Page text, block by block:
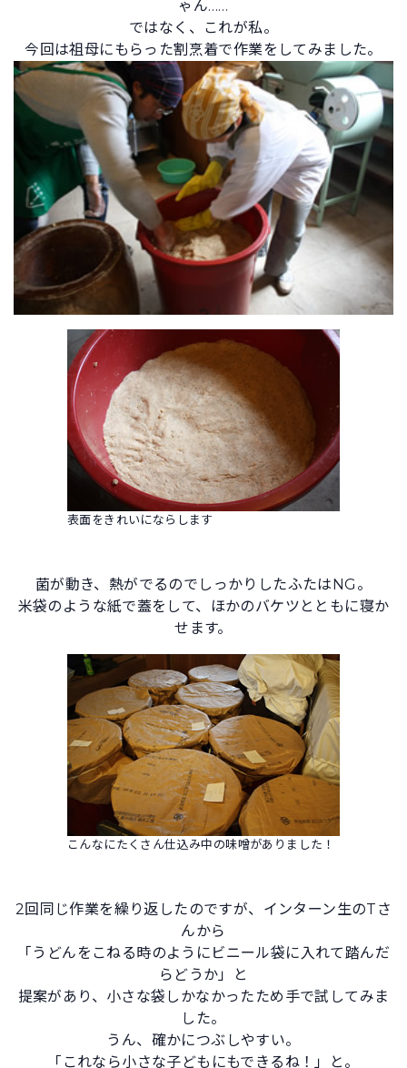
ゃん……
ではなく、これが私。
今回は祖母にもらった割烹着で作業をしてみました。
表面をきれいにならします
菌が動き、熱がでるのでしっかりしたふたはNG。
米袋のような紙で蓋をして、ほかのバケツとともに寝か
せます。
こんなにたくさん仕込み中の味噌がありました！
2回同じ作業を繰り返したのですが、インターン生のTさ
んから
「うどんをこねる時のようにビニール袋に入れて踏んだ
らどうか」と
提案があり、小さな袋しかなかったため手で試してみま
した。
うん、確かにつぶしやすい。
「これなら小さな子どもにもできるね！」と。